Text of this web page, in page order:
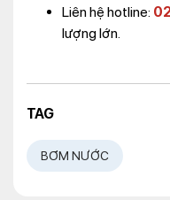
Liên hệ hotline:
lượng lớn.
TAG
BƠM NƯỚC